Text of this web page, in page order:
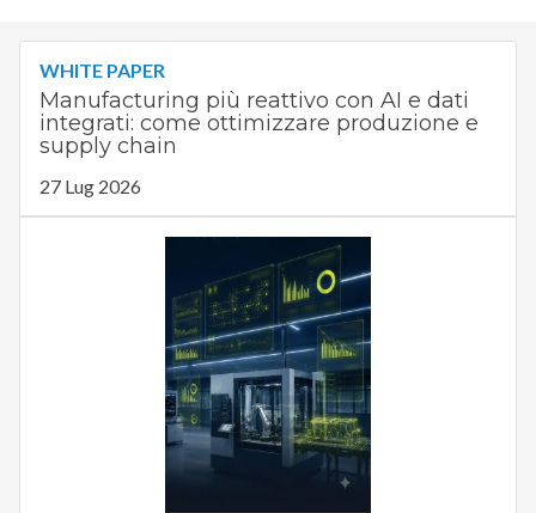
WHITE PAPER
Manufacturing più reattivo con AI e dati
integrati: come ottimizzare produzione e
supply chain
27 Lug 2026